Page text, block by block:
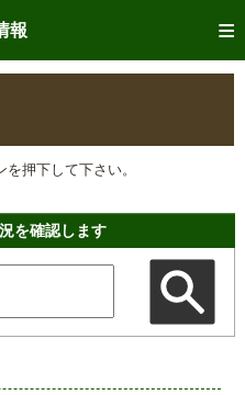
報
押下して下さい。
を確認します